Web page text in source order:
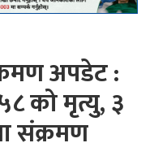
अपडेट :
को मृत्यु, ३
संक्रमण